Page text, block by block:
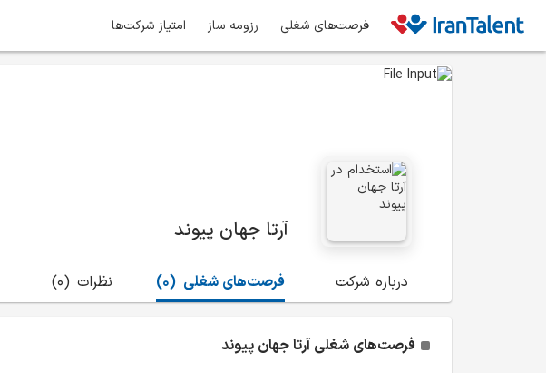
فرصت‌های شغلی رزومه ساز امتیاز شرکت‌ها
آرتا جهان پیوند
درباره شرکت (0) فرصت‌های شغلی (0) نظرات
فرصت‌های شغلی آرتا جهان پیوند